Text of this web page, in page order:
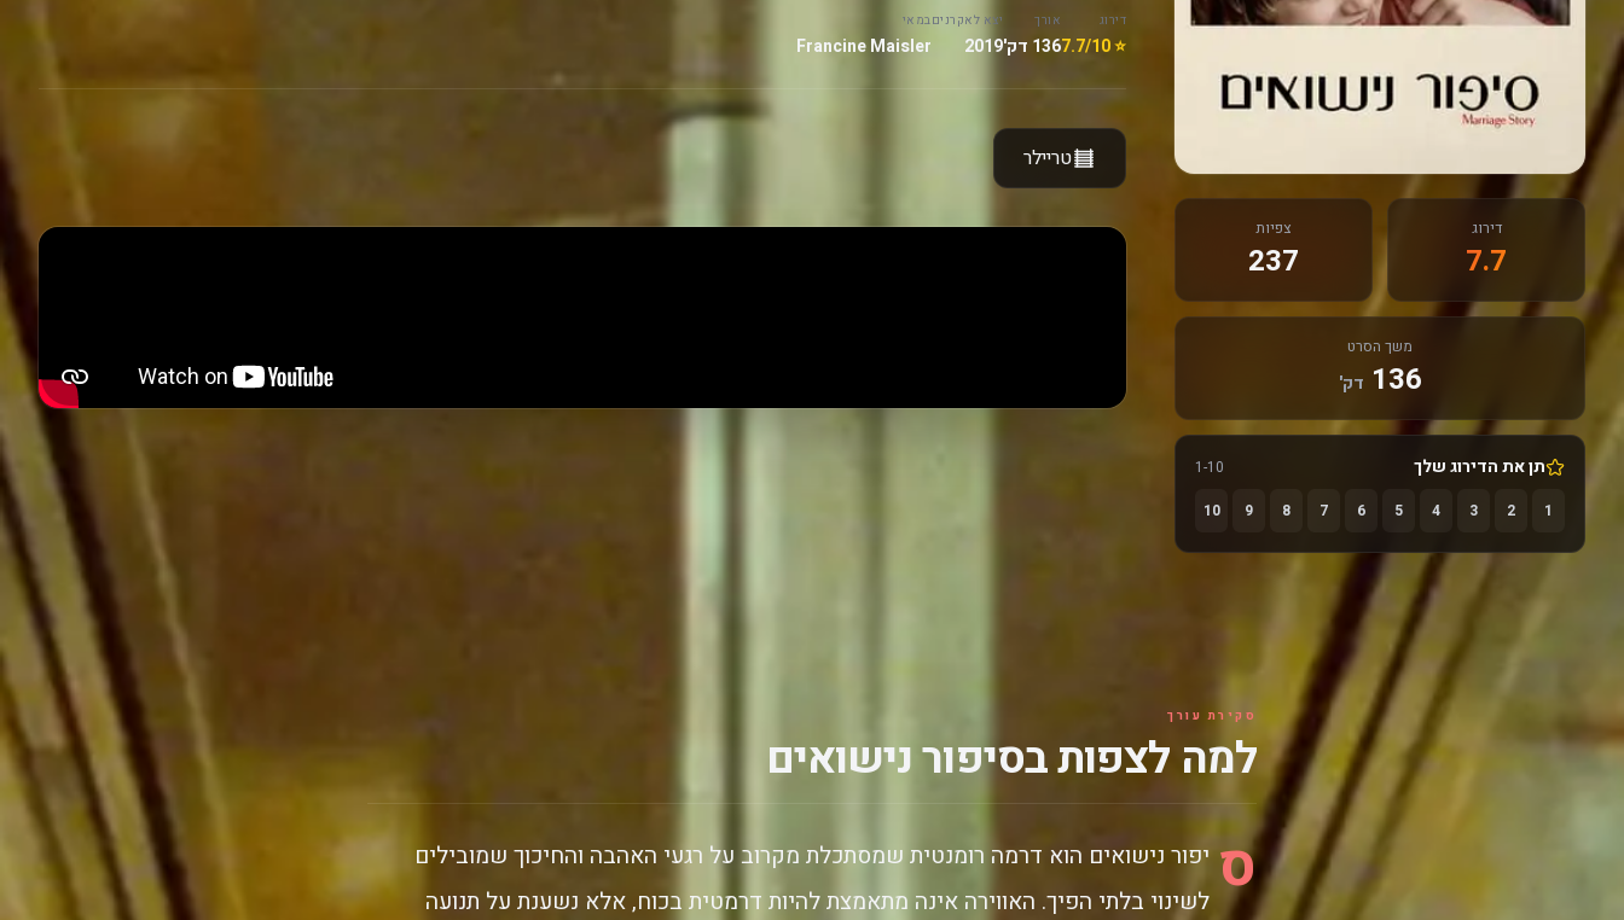
דירוג
7.7
צפיות
237
משך הסרט
136 דק'
תן את הדירוג שלך
1-10
1
2
3
4
5
6
7
8
9
10
דירוג
⭐ 7.7/10
אורך
136 דק'
יצא לאקרנים
2019
במאי
Francine Maisler
טריילר
סקירת עורך
למה לצפות בסיפור נישואים
ס יפור נישואים הוא דרמה רומנטית שמסתכלת מקרוב על רגעי האהבה והחיכוך שמובילים
לשינוי בלתי הפיך. האווירה אינה מתאמצת להיות דרמטית בכוח, אלא נשענת על תנועה